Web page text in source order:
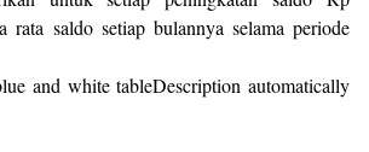
rata saldo setiap bulannya selama periode
and white tableDescription automatically